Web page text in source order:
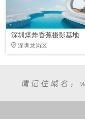
深圳爆炸香蕉摄影基地
深圳龙岗区